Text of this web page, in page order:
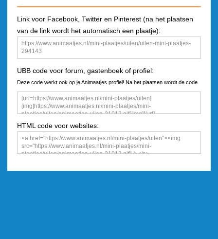
Link voor Facebook, Twitter en Pinterest (na het plaatsen
van de link wordt het automatisch een plaatje):
UBB code voor forum, gastenboek of profiel:
Deze code werkt ook op je Animaatjes profiel! Na het plaatsen wordt de code
een plaatje
HTML code voor websites: